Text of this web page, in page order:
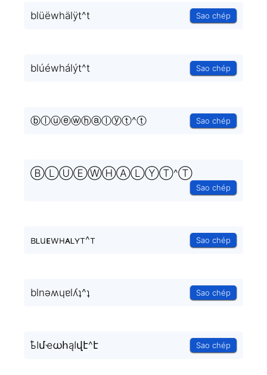
blüëwhälÿt^t Sao chép
blúéwhálýt^t Sao chép
ⓑⓛⓤⓔⓦⓗⓐⓛⓨⓣ^ⓣ Sao chép
ⒷⓁⓊⒺⓌⒽⒶⓁⓎⓉ^Ⓣ
Sao chép
ʙʟuᴇwнᴀʟʏт^т Sao chép
blnǝʍɥɐlʎʇ^ʇ Sao chép
ҍӀմҽധհąӀվէ^է Sao chép